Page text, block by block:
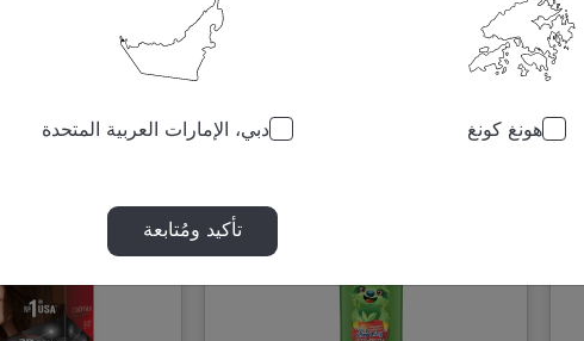
هونغ كونغ دبي، الإمارات العربية المتحدة
تأكيد ومُتابعة